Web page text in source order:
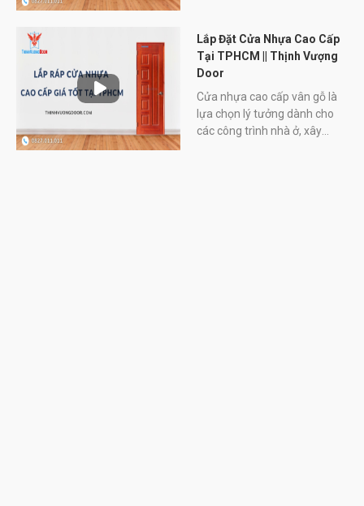
Lắp Đặt Cửa Nhựa Cao Cấp
Tại TPHCM || Thịnh Vượng
Door
Cửa nhựa cao cấp vân gỗ là
lựa chọn lý tưởng dành cho
các công trình nhà ở, xây